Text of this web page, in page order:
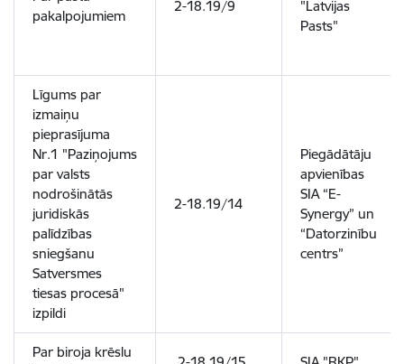
pakalpojumiem
2-18.19/9
"Latvijas
Pasts"
Līgums par
izmaiņu
pieprasījuma
Nr.1 "Paziņojums
par valsts
nodrošinātās
juridiskās
palīdzības
sniegšanu
Satversmes
tiesas procesā"
izpildi
2-18.19/14
Piegādātāju
apvienības
SIA “E-
Synergy” un
“Datorzinību
centrs”
Par biroja krēslu